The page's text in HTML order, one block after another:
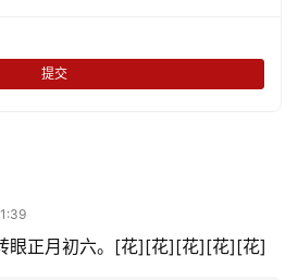
提交
眼正月初六。[花][花][花][花][花]